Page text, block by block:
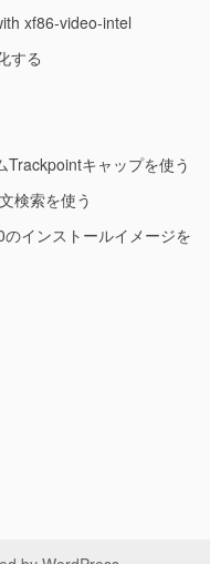
xf86-video-intel
する
キャップを使う
検索を使う
インストールイメージを